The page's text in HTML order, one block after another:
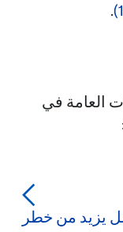
.
العامة في
يزيد من خطر